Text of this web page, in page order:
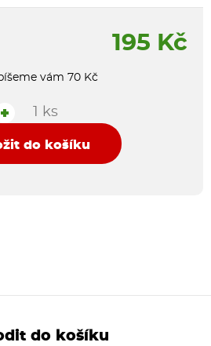
195 Kč
vám 70 Kč
+ 1 ks
do košíku
do košíku